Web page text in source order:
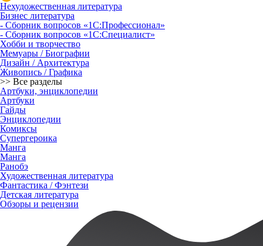
Нехудожественная литература
Бизнес литература
- Сборник вопросов «1С:Профессионал»
- Сборник вопросов «1С:Специалист»
Хобби и творчество
Мемуары / Биографии
Дизайн / Архитектура
Живопись / Графика
>> Все разделы
Артбуки, энциклопедии
Артбуки
Гайды
Энциклопедии
Комиксы
Супергероика
Манга
Манга
Ранобэ
Художественная литература
Фантастика / Фэнтези
Детская литература
Обзоры и рецензии